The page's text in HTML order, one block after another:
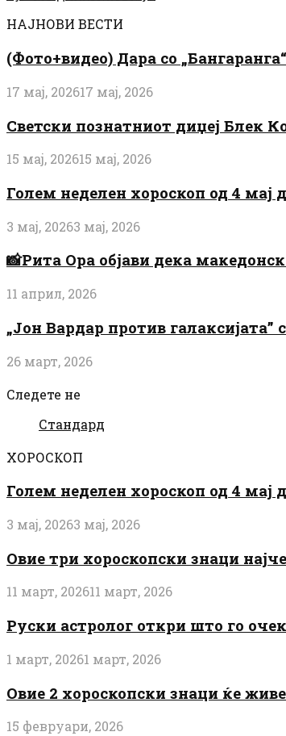
НАЈНОВИ ВЕСТИ
(Фото+видео) Дара со
17 мај, 202617 мај, 2026
Светски познатниот диџеј Блек
15 мај, 202615 мај, 2026
Голем неделен хороскоп од 4 мај
3 мај, 20263 мај, 2026
📸Рита Ора објави дека
11 април, 2026
„Јон Вардар против
26 март, 2026
Следете не
Стандард
ХОРОСКОП
Голем неделен хороскоп од 4 мај
3 мај, 20263 мај, 2026
Овие три хороскопски знаци
11 март, 202611 март, 2026
Руски астролог откри што го
1 март, 20261 март, 2026
Овие 2 хороскопски знаци ќе
15 февруари, 2026